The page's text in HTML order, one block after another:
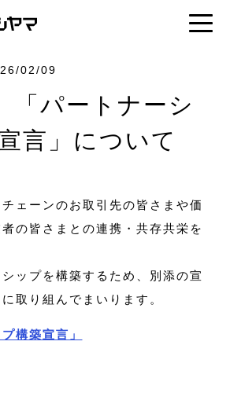
02/09
「パートナーシ
言」について
ェーンのお取引先の皆さまや価
の皆さまとの連携・共存共栄を
ップを構築するため、別添の宣
取り組んでまいります。
構築宣言」